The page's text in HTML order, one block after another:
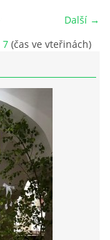
Další →
7 (čas ve vteřinách)